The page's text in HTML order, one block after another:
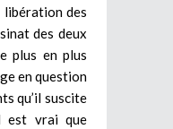
des
des deux
plus en plus
en question
qu’il suscite
est vrai que